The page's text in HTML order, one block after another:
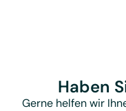
Haben
Gerne helfen wir